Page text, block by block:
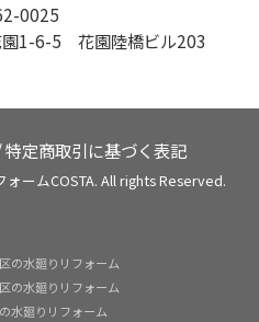
0025
園1-6-5 花園陸橋ビル203
特定商取引に基づく表記
ームCOSTA. All rights Reserved.
の水廻りリフォーム
の水廻りリフォーム
水廻りリフォーム